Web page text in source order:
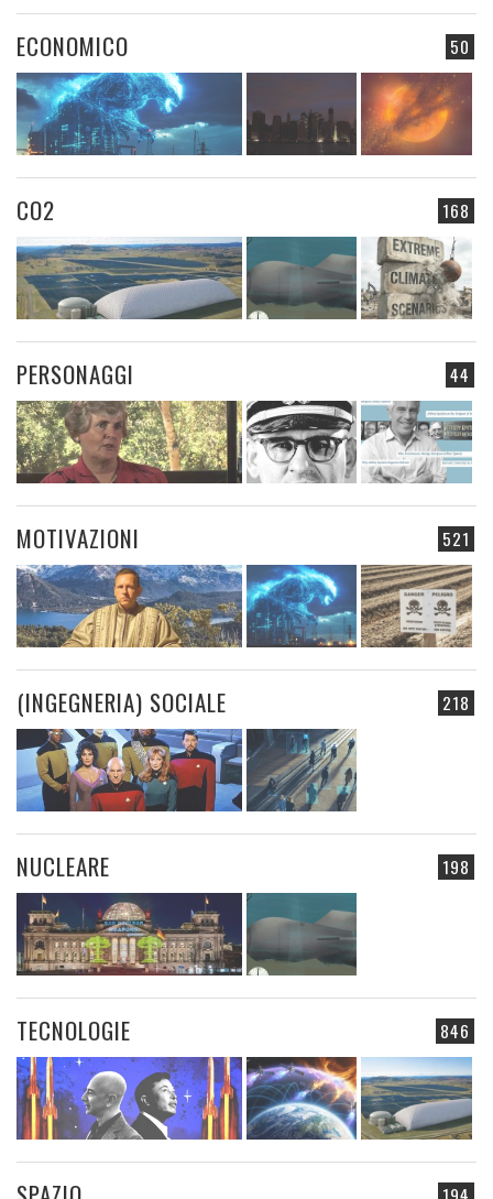
50
ECONOMICO
168
CO2
44
PERSONAGGI
521
MOTIVAZIONI
218
(INGEGNERIA) SOCIALE
198
NUCLEARE
846
TECNOLOGIE